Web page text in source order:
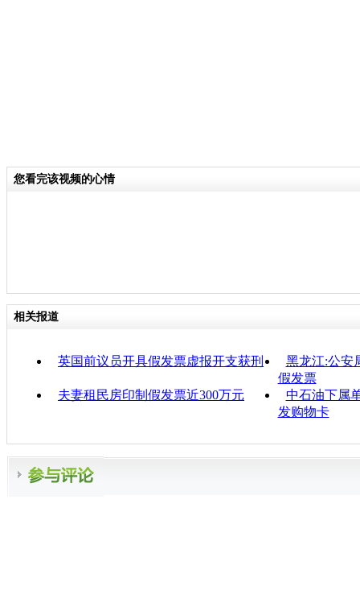
您看完该视频的心情
相关报道
英国前议员开具假发票虚报开支获刑
黑龙江:公安
假发票
夫妻租民房印制假发票近300万元
中石油下属
发购物卡